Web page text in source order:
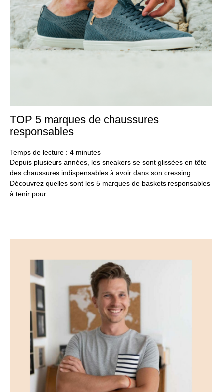
TOP 5 marques de chaussures
responsables
Temps de lecture : 4 minutes
Depuis plusieurs années, les sneakers se sont glissées en tête
des chaussures indispensables à avoir dans son dressing…
Découvrez quelles sont les 5 marques de baskets responsables
à tenir pour